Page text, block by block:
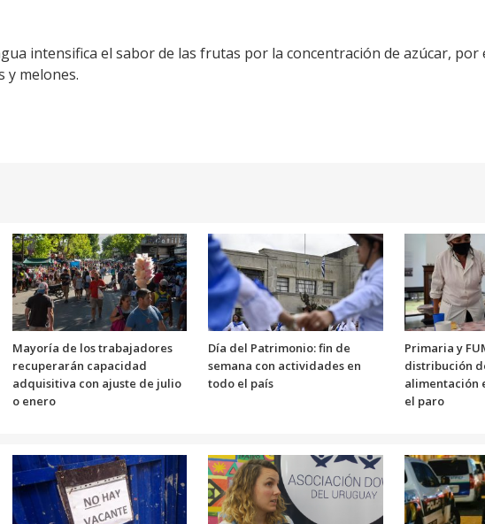
intensifica el sabor de las frutas por la concentración de azúcar, por
y melones.
Mayoría de los trabajadores
recuperarán capacidad
adquisitiva con ajuste de julio
o enero
Día del Patrimonio: fin de
semana con actividades en
todo el país
Primaria y
distribución
alimentación
el paro